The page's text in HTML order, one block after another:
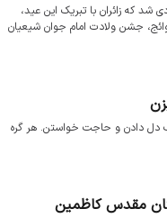
که زائران با تبریک این عید،
نام باب‌الحوائج، جشن ولادت امام جوان شیعیان
دل دادن و حاجت خواستن. هر گره
مقدس کاظمین